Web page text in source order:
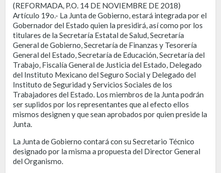
(REFORMADA, P.O. 14 DE NOVIEMBRE DE 2018)
Artículo 19o.- La Junta de Gobierno, estará integrada por el
Gobernador del Estado quien la presidirá, así como por los
titulares de la Secretaría Estatal de Salud, Secretaría
General de Gobierno, Secretaría de Finanzas y Tesorería
General del Estado, Secretaría de Educación, Secretaría del
Trabajo, Fiscalía General de Justicia del Estado, Delegado
del Instituto Mexicano del Seguro Social y Delegado del
Instituto de Seguridad y Servicios Sociales de los
Trabajadores del Estado. Los miembros de la Junta podrán
ser suplidos por los representantes que al efecto ellos
mismos designen y que sean aprobados por quien preside la
Junta.
La Junta de Gobierno contará con su Secretario Técnico
designado por la misma a propuesta del Director General
del Organismo.